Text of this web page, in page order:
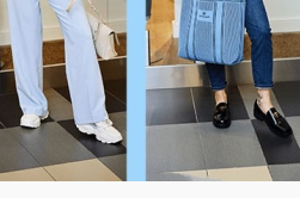
GODZINY OTWARCIA
PLAN GALERII
KONTAKT
ODKRYJ SIEBIE NA NOWO